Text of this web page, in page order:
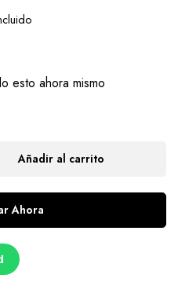
esto ahora mismo
Añadir al carrito
Ahora